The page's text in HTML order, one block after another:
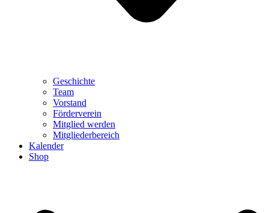
Geschichte
Team
Vorstand
Förderverein
Mitglied werden
Mitgliederbereich
Kalender
Shop